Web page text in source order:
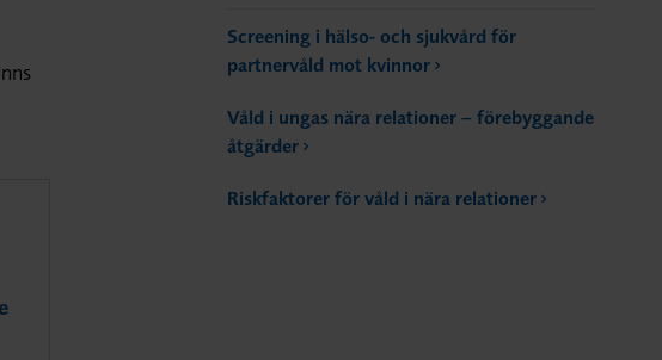
Screening i hälso- och sjukvård för
partnervåld mot kvinnor
Våld i ungas nära relationer – förebyggande
åtgärder
Riskfaktorer för våld i nära relationer